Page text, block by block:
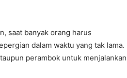
saat banyak orang harus
dalam waktu yang tak lama.
perambok untuk menjalankan